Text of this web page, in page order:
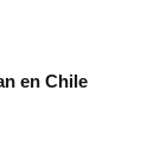
en Chile